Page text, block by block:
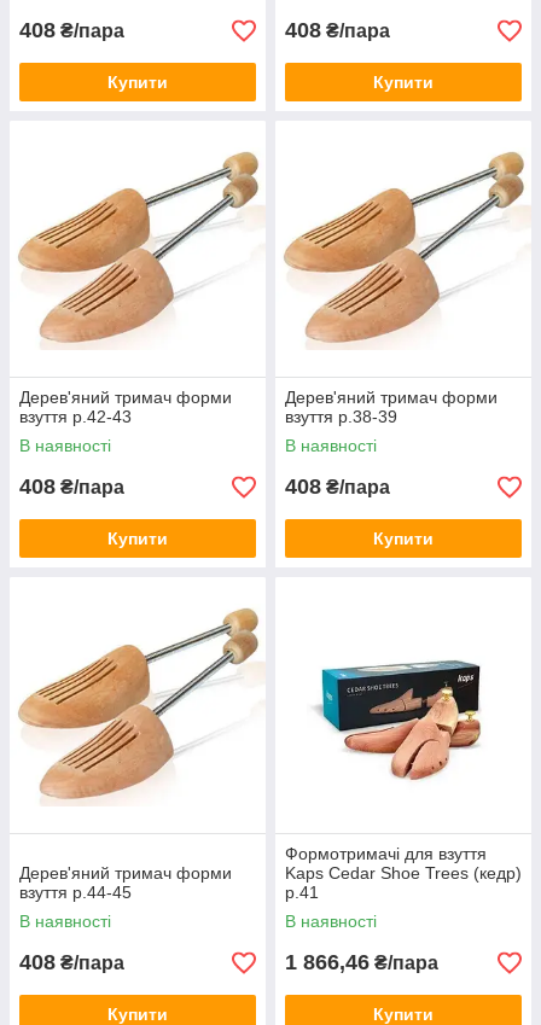
408 ₴/пара
Купити
408 ₴/пара
Купити
Дерев'яний тримач форми
взуття р.42-43
В наявності
408 ₴/пара
Купити
Дерев'яний тримач форми
взуття р.38-39
В наявності
408 ₴/пара
Купити
Дерев'яний тримач форми
взуття р.44-45
В наявності
408 ₴/пара
Купити
Формотримачі для взуття
Kaps Cedar Shoe Trees (кедр)
р.41
В наявності
1 866,46 ₴/пара
Купити